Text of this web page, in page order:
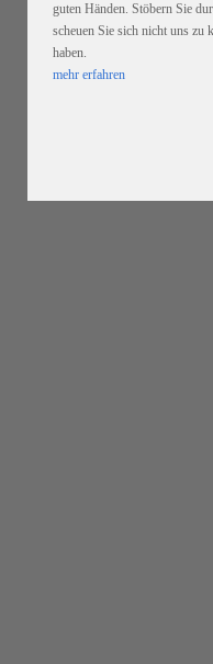
guten Händen. Stöbern Sie
scheuen Sie sich nicht uns zu
haben.
mehr erfahren